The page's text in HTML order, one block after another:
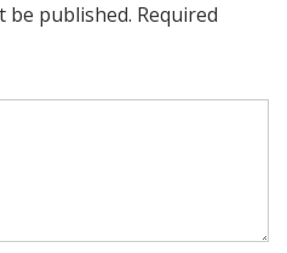
be published. Required